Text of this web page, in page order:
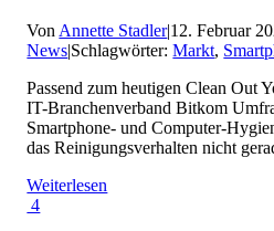
Von Annette Stadler|12. Februar
News|Schlagwörter:Markt,
Passend zum heutigen Clean Out
IT-Branchenverband Bitkom
Smartphone- und Computer-
das Reinigungsverhalten nicht
Weiterlesen
4